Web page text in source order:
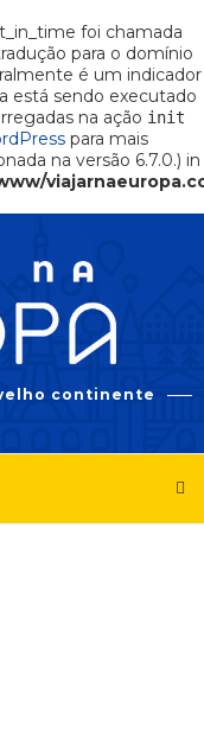
foi chamada
para o domínio
é um indicador
está sendo executado
na ação init
para mais
na versão 6.7.0.) in
continente